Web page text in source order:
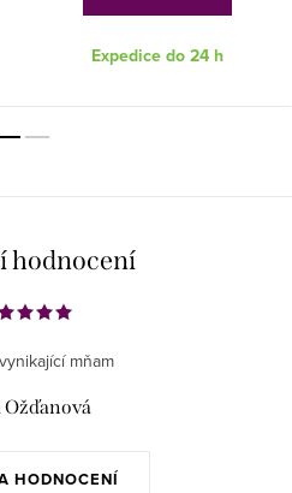
Expedice do 24 h
hodnocení
HODNOCENÍ
mňam
Ožďanová